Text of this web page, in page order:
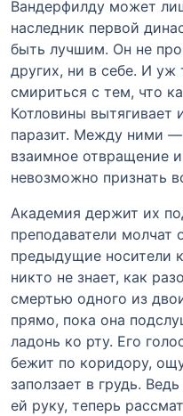
Вандерфилду может
наследник первой
быть лучшим. Он не
других, ни в себе. И уж
смириться с тем, что
Котловины вытягивает
паразит. Между ними —
взаимное отвращение
невозможно признать
Академия держит их
преподаватели молчат
предыдущие носители
никто не знает, как
смертью одного из
прямо, пока она
ладонь ко рту. Его
бежит по коридору,
заползает в грудь.
ей руку, теперь